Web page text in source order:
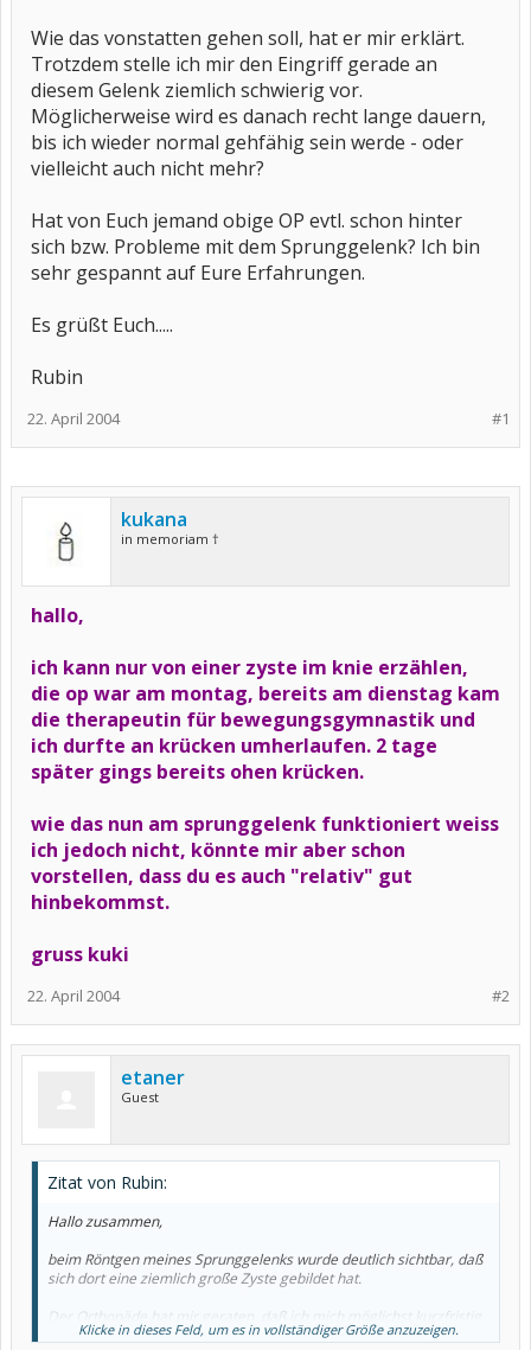
Wie das vonstatten gehen soll, hat er mir erklärt.
Trotzdem stelle ich mir den Eingriff gerade an
diesem Gelenk ziemlich schwierig vor.
Möglicherweise wird es danach recht lange dauern,
bis ich wieder normal gehfähig sein werde - oder
vielleicht auch nicht mehr?
Hat von Euch jemand obige OP evtl. schon hinter
sich bzw. Probleme mit dem Sprunggelenk? Ich bin
sehr gespannt auf Eure Erfahrungen.
Es grüßt Euch.....
Rubin
#1
22. April 2004
kukana
in memoriam †
hallo,
ich kann nur von einer zyste im knie erzählen,
die op war am montag, bereits am dienstag kam
die therapeutin für bewegungsgymnastik und
ich durfte an krücken umherlaufen. 2 tage
später gings bereits ohen krücken.
wie das nun am sprunggelenk funktioniert weiss
ich jedoch nicht, könnte mir aber schon
vorstellen, dass du es auch "relativ" gut
hinbekommst.
gruss kuki
#2
22. April 2004
etaner
Guest
Zitat von Rubin:
Hallo zusammen,
beim Röntgen meines Sprunggelenks wurde deutlich sichtbar, daß
sich dort eine ziemlich große Zyste gebildet hat.
Der Orthopäde hat mir geraten, daß ich mich möglichst kurzfristig
zur OP entschließen soll. Ansonsten würde der ganze Fuß immer
Klicke in dieses Feld, um es in vollständiger Größe anzuzeigen.